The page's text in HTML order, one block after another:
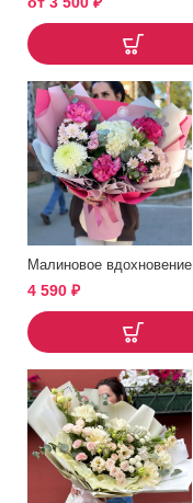
Малиновое вдохновение
4 590 ₽